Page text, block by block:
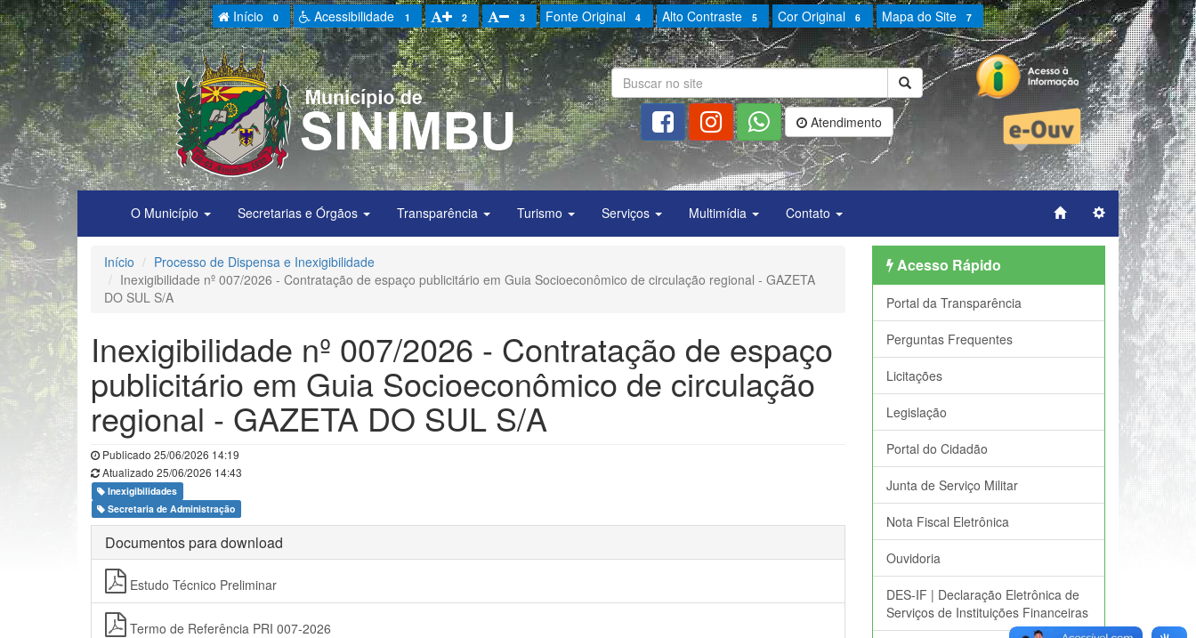
Início 0 Acessibilidade 1 2 3 Fonte Original 4 Alto Contraste 5 Cor Original 6 Mapa do Site 7
Atendimento
O Município Secretarias e Órgãos Transparência Turismo Serviços Multimídia Contato
Início
Processo de Dispensa e Inexigibilidade
Inexigibilidade nº 007/2026 - Contratação de espaço publicitário em Guia Socioeconômico de circulação regional - GAZETA
DO SUL S/A
Inexigibilidade nº 007/2026 - Contratação de espaço
publicitário em Guia Socioeconômico de circulação
regional - GAZETA DO SUL S/A
Publicado 25/06/2026 14:19
Atualizado 25/06/2026 14:43
Inexigibilidades
Secretaria de Administração
Documentos para download
Estudo Técnico Preliminar
Termo de Referência PRI 007-2026
Acesso Rápido
Portal da Transparência
Perguntas Frequentes
Licitações
Legislação
Portal do Cidadão
Junta de Serviço Militar
Nota Fiscal Eletrônica
Ouvidoria
DES-IF | Declaração Eletrônica de
Serviços de Instituições Financeiras